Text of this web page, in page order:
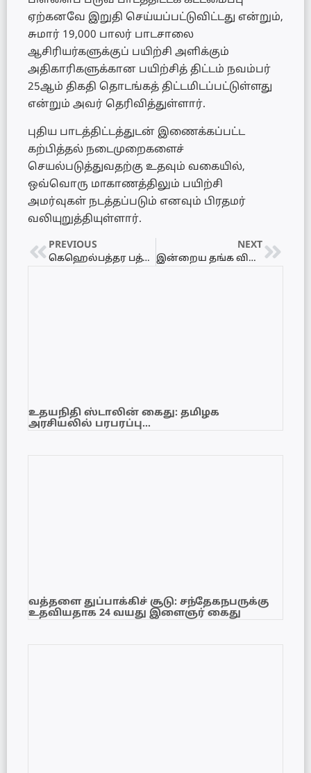
ஏற்கனவே இறுதி செய்யப்பட்டுவிட்டது என்றும்,
சுமார் 19,000 பாலர் பாடசாலை
ஆசிரியர்களுக்குப் பயிற்சி அளிக்கும்
அதிகாரிகளுக்கான பயிற்சித் திட்டம் நவம்பர்
25ஆம் திகதி தொடங்கத் திட்டமிடப்பட்டுள்ளது
என்றும் அவர் தெரிவித்துள்ளார்.
புதிய பாடத்திட்டத்துடன் இணைக்கப்பட்ட
கற்பித்தல் நடைமுறைகளைச்
செயல்படுத்துவதற்கு உதவும் வகையில்,
ஒவ்வொரு மாகாணத்திலும் பயிற்சி
அமர்வுகள் நடத்தப்படும் எனவும் பிரதமர்
வலியுறுத்தியுள்ளார்.
PREVIOUS
கெஹெல்பத்தர பத்மேவுடன் தொடர்பில் இருந்த நடிகைகள்
NEXT
இன்றைய தங்க விலை நிலைவரம்: 24 கரட் பவுண் ரூ. 335,000 ஆக பதிவு!
உதயநிதி ஸ்டாலின் கைது: தமிழக
அரசியலில் பரபரப்பு…
வத்தளை துப்பாக்கிச் சூடு: சந்தேகநபருக்கு
உதவியதாக 24 வயது இளைஞர் கைது